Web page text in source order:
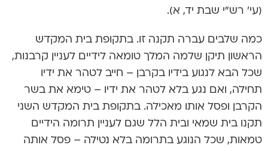
(עי’ רש”י שבת יד, א).
כמה שלבים עברה תקנה זו. בתקופת בית המקדש
הראשון תיקן שלמה המלך טומאה לידיים לעניין קרבנות,
שכל הבא לנגוע בידיו בקרבן – חייב לטהר את ידיו
תחילה, ואם נגע בלא לטהר את ידיו – טימא את בשר
הקרבן ופסל אותו מאכילה. בתקופת בית המקדש השני
תקנו בית שמאי ובית הלל שגם לעניין תרומה הידיים
טמאות, שכל הנוגע בתרומה בלא נטילה – פסל אותה